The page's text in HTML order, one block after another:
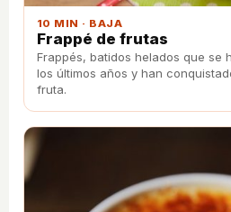
10 MIN · BAJA
Frappé de frutas
Frappés, batidos helados que se
los últimos años y han
fruta.